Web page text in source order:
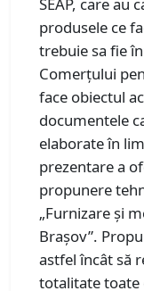
produsele ce
trebuie sa fie
Comerțului
face obiectul
documentele
elaborate în
prezentare a
propunere
„Furnizare și
Brașov”.
astfel încât să
totalitate toate